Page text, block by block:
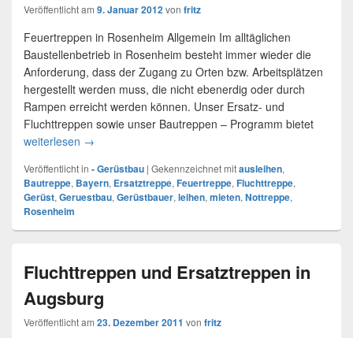
Veröffentlicht am 9. Januar 2012von fritz
Feuertreppen in Rosenheim Allgemein Im alltäglichen
Baustellenbetrieb in Rosenheim besteht immer wieder die
Anforderung, dass der Zugang zu Orten bzw. Arbeitsplätzen
hergestellt werden muss, die nicht ebenerdig oder durch
Rampen erreicht werden können. Unser Ersatz- und
Fluchttreppen sowie unser Bautreppen – Programm bietet
weiterlesen Fluchttreppen und Feuertreppen nahe Rosenheim
→
Veröffentlicht in - Gerüstbau | Gekennzeichnet mitausleihen,
Bautreppe, Bayern, Ersatztreppe, Feuertreppe, Fluchttreppe,
Gerüst, Geruestbau, Gerüstbauer, leihen, mieten, Nottreppe,
Rosenheim
Fluchttreppen und Ersatztreppen in
Augsburg
Veröffentlicht am 23. Dezember 2011 von fritz